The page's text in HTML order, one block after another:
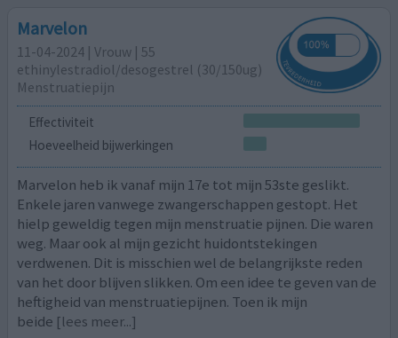
Marvelon
11-04-2024 | Vrouw | 55
ethinylestradiol/desogestrel (30/150ug)
Menstruatiepijn
Effectiviteit
Hoeveelheid bijwerkingen
Marvelon heb ik vanaf mijn 17e tot mijn 53ste geslikt.
Enkele jaren vanwege zwangerschappen gestopt. Het
hielp geweldig tegen mijn menstruatie pijnen. Die waren
weg. Maar ook al mijn gezicht huidontstekingen
verdwenen. Dit is misschien wel de belangrijkste reden
van het door blijven slikken. Om een idee te geven van de
heftigheid van menstruatiepijnen. Toen ik mijn
beide [lees meer...]